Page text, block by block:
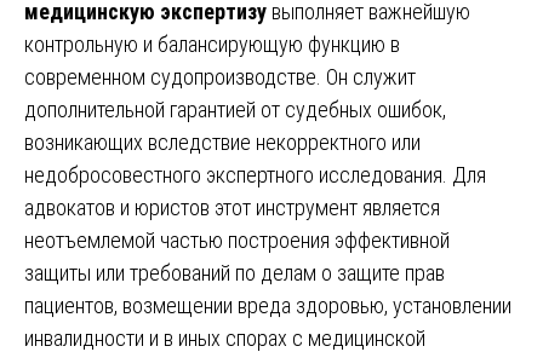
медицинскую экспертизу выполняет важнейшую
контрольную и балансирующую функцию в
современном судопроизводстве. Он служит
дополнительной гарантией от судебных ошибок,
возникающих вследствие некорректного или
недобросовестного экспертного исследования. Для
адвокатов и юристов этот инструмент является
неотъемлемой частью построения эффективной
защиты или требований по делам о защите прав
пациентов, возмещении вреда здоровью, установлении
инвалидности и в иных спорах с медицинской